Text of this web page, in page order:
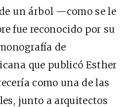
un árbol —como se le
fue reconocido por su
de
que publicó Esther
como una de las
junto a arquitectos